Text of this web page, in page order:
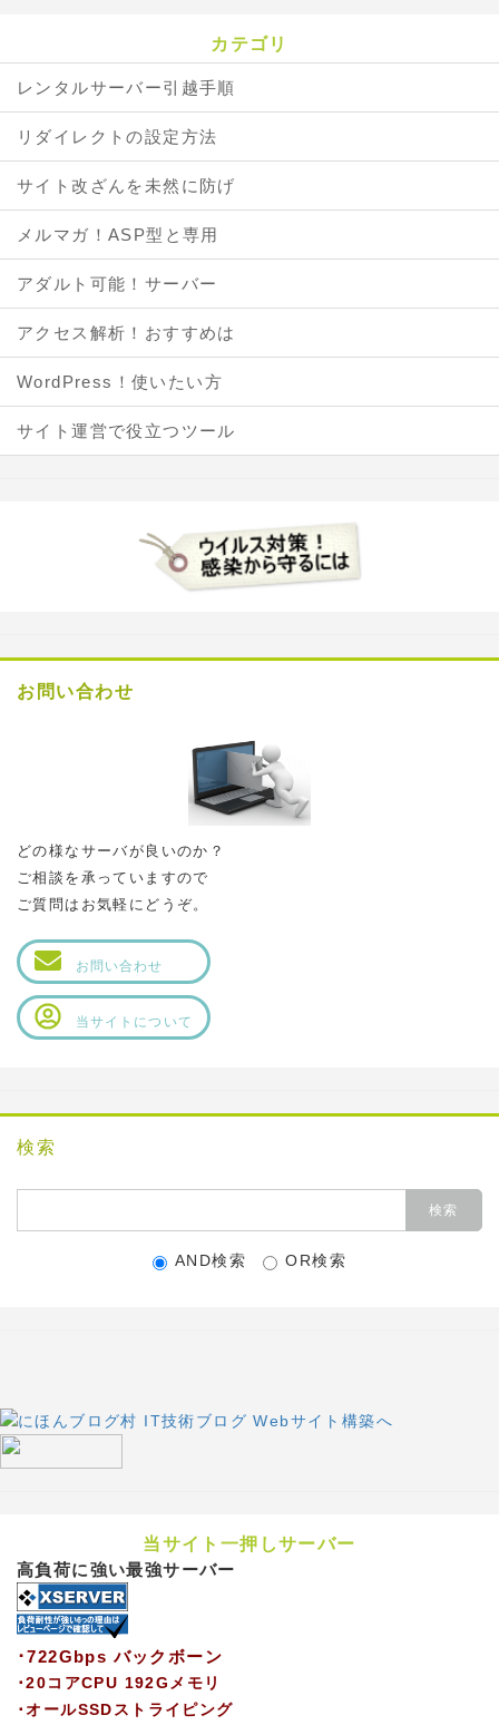
カテゴリ
レンタルサーバー引越手順
リダイレクトの設定方法
サイト改ざんを未然に防げ
メルマガ！ASP型と専用
アダルト可能！サーバー
アクセス解析！おすすめは
WordPress！使いたい方
サイト運営で役立つツール
お問い合わせ
どの様なサーバが良いのか？
ご相談を承っていますので
ご質問はお気軽にどうぞ。
お問い合わせ
当サイトについて
検索
AND検索 OR検索
当サイト一押しサーバー
高負荷に強い最強サーバー
･722Gbps バックボーン
･20コアCPU 192Gメモリ
･オールSSDストライピング